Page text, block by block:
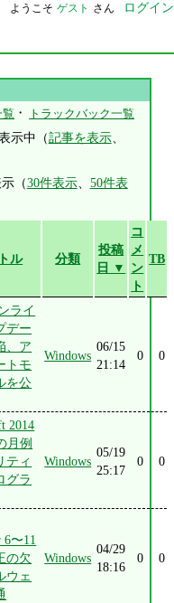
ようこそ ゲスト さん ログイン
覧 ・ トラックバック一覧
示中（記事を表示、
（30件表示、 50件表
ル 分類
投稿
日 ▼
コ
メ
ン
ト
TB
ライ
デー
、ア
トモ
を公
Windows
06/15
21:14
0 0
2014
月例
ティ
グラ
Windows
05/19
25:17
0 0
6〜11
の欠
ウェ
Windows
04/29
18:16
0 0